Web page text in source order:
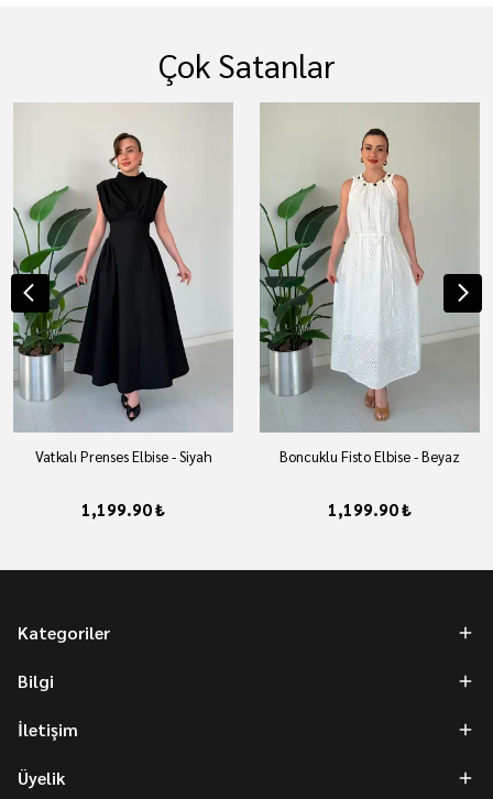
Çok Satanlar
Vatkalı Prenses Elbise - Siyah
1,199.90 ₺
Boncuklu Fisto Elbise - Beyaz
1,199.90 ₺
Kategoriler
Bilgi
İletişim
Üyelik